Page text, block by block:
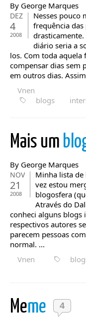
By George Marques
DEZ
4
2008
Nesses pouco
frequência
diário seria a
los. Com toda
compensar dias sem
em outros dias.
Vnen
blogs
Mais um
By George Marques
NOV
21
2008
Minha lista de
vez estou
blogosfera
Através do
conheci alguns blogs
respectivos autores
parecem pessoas
normal. ...
Vnen
Meme 4